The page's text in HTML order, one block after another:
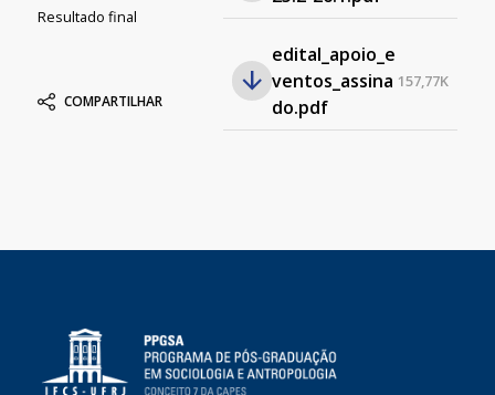
Resultado final
COMPARTILHAR
edital_apoio_e
ventos_assina
do.pdf
157,77K